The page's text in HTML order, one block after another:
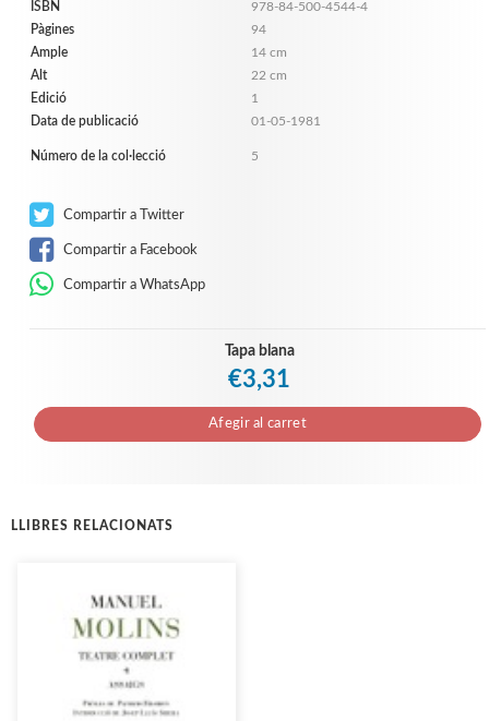
ISBN
978-84-500-4544-4
Pàgines
94
Ample
14 cm
Alt
22 cm
Edició
1
Data de publicació
01-05-1981
Número de la col·lecció 5
Compartir a Twitter
Compartir a Facebook
Compartir a WhatsApp
Tapa blana
€3,31
Afegir al carret
LLIBRES RELACIONATS